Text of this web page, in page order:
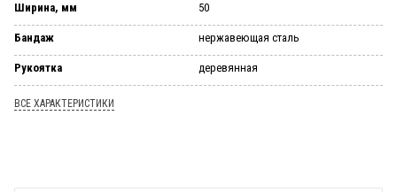
Ширина, мм 50
Бандаж нержавеющая сталь
Рукоятка деревянная
ВСЕ ХАРАКТЕРИСТИКИ